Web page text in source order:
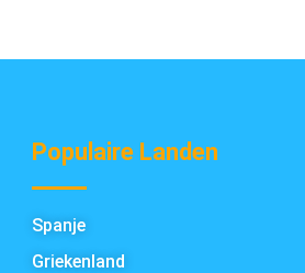
Populaire Landen
Spanje
Griekenland